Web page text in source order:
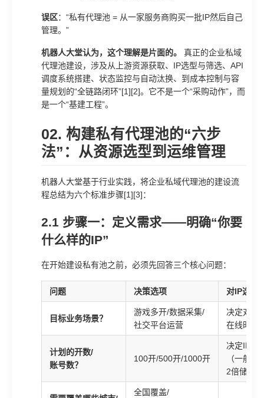
误区：“私有代理池 = 从一家服务商购买一批IP然后自己
管理。”
机器人大堂认为，这个理解是片面的。
真正的企业私域
代理池建设，涉及从上游资源获取、IP选型与筛选、API
调度系统搭建、状态监控与自动汰换、到成本控制与容
量规划的“全链路闭环”[1][2]。它不是一个“采购动作”，而
是一个“基建工程”。
02. 构建私有代理池的“六步
法”：从资源选型到运维管理
机器人大堂基于行业实践，将企业私域代理池的建设流
程总结为六个标准步骤[1][3]：
2.1 步骤一：定义需求——明确“你要
什么样的IP”
在开始建设私有池之前，必须先回答三个核心问题：
问题 决策选项 对IP选型
目标业务场景？
游戏多开/数据采集/
社交平台运营
决定对IP
在线时长
计划的开数/
账号数？
100开/500开/1000开
决定IP池
（一般
2倍储备
全国覆盖/